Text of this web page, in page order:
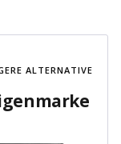
ALTERNATIVE